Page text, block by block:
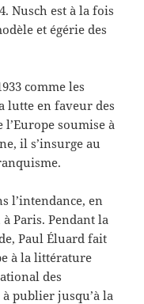
Nusch est à la fois
et égérie des
comme les
lutte en faveur des
soumise à
il s’insurge au
l’intendance, en
Paris. Pendant la
Paul Éluard fait
à la littérature
des
publier jusqu’à la